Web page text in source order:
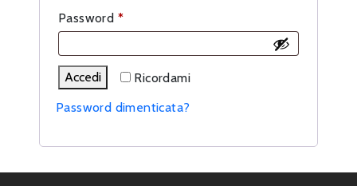
Password *Richiesto
Ricordami
Accedi
Password dimenticata?